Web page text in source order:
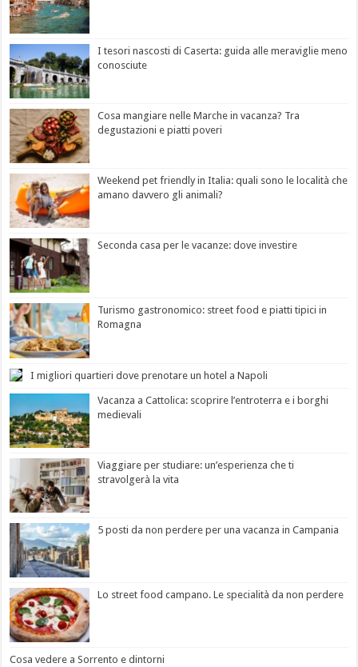
I tesori nascosti di Caserta: guida alle meraviglie meno
conosciute
Cosa mangiare nelle Marche in vacanza? Tra
degustazioni e piatti poveri
Weekend pet friendly in Italia: quali sono le località che
amano davvero gli animali?
Seconda casa per le vacanze: dove investire
Turismo gastronomico: street food e piatti tipici in
Romagna
I migliori quartieri dove prenotare un hotel a Napoli
Vacanza a Cattolica: scoprire l’entroterra e i borghi
medievali
Viaggiare per studiare: un’esperienza che ti
stravolgerà la vita
5 posti da non perdere per una vacanza in Campania
Lo street food campano. Le specialità da non perdere
Cosa vedere a Sorrento e dintorni